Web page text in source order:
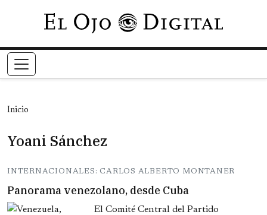
Pasar al contenido principal
Inicio
Yoani Sánchez
INTERNACIONALES: CARLOS ALBERTO MONTANER
Panorama venezolano, desde Cuba
El Comité Central del Partido